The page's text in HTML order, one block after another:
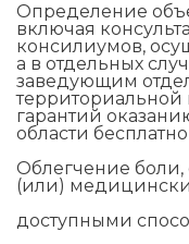
Определение
включая
консилиумов,
а в отдельных
заведующим
гарантий
области
Облегчение боли,
(или)
доступными